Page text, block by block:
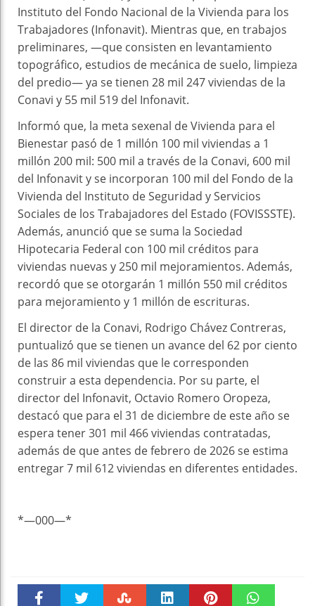
Instituto del Fondo Nacional de la Vivienda para los
Trabajadores (Infonavit). Mientras que, en trabajos
preliminares, —que consisten en levantamiento
topográfico, estudios de mecánica de suelo, limpieza
del predio— ya se tienen 28 mil 247 viviendas de la
Conavi y 55 mil 519 del Infonavit.
Informó que, la meta sexenal de Vivienda para el
Bienestar pasó de 1 millón 100 mil viviendas a 1
millón 200 mil: 500 mil a través de la Conavi, 600 mil
del Infonavit y se incorporan 100 mil del Fondo de la
Vivienda del Instituto de Seguridad y Servicios
Sociales de los Trabajadores del Estado (FOVISSSTE).
Además, anunció que se suma la Sociedad
Hipotecaria Federal con 100 mil créditos para
viviendas nuevas y 250 mil mejoramientos. Además,
recordó que se otorgarán 1 millón 550 mil créditos
para mejoramiento y 1 millón de escrituras.
El director de la Conavi, Rodrigo Chávez Contreras,
puntualizó que se tienen un avance del 62 por ciento
de las 86 mil viviendas que le corresponden
construir a esta dependencia. Por su parte, el
director del Infonavit, Octavio Romero Oropeza,
destacó que para el 31 de diciembre de este año se
espera tener 301 mil 466 viviendas contratadas,
además de que antes de febrero de 2026 se estima
entregar 7 mil 612 viviendas en diferentes entidades.
*—000—*